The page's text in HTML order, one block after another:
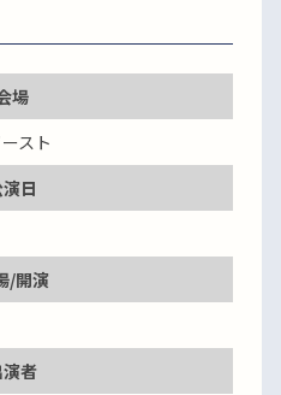
場
スト
日
/開演
演者